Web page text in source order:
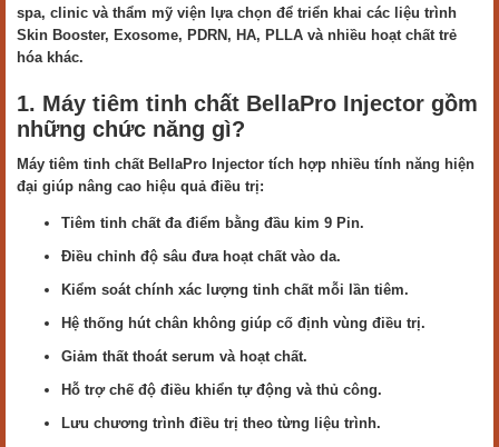
spa, clinic và thẩm mỹ viện lựa chọn để triển khai các liệu trình
Skin Booster, Exosome, PDRN, HA, PLLA và nhiều hoạt chất trẻ
hóa khác.
1. Máy tiêm tinh chất BellaPro Injector gồm
những chức năng gì?
Máy tiêm tinh chất BellaPro Injector tích hợp nhiều tính năng hiện
đại giúp nâng cao hiệu quả điều trị:
Tiêm tinh chất đa điểm bằng đầu kim 9 Pin.
Điều chỉnh độ sâu đưa hoạt chất vào da.
Kiểm soát chính xác lượng tinh chất mỗi lần tiêm.
Hệ thống hút chân không giúp cố định vùng điều trị.
Giảm thất thoát serum và hoạt chất.
Hỗ trợ chế độ điều khiển tự động và thủ công.
Lưu chương trình điều trị theo từng liệu trình.